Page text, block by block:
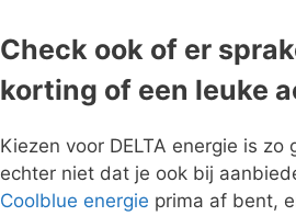
Check ook of er
korting of een leuke
Kiezen voor DELTA energie is zo
echter niet dat je ook bij
Coolblue energie prima af bent,